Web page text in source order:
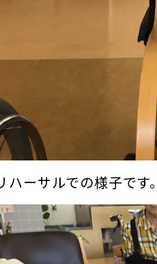
ハーサルでの様子で